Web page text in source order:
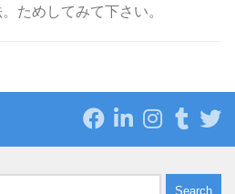
ためしてみて下さい。